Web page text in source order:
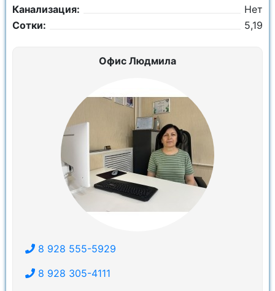
Канализация:
Нет
Сотки:
5,19
Офис Людмила
8 928 555-5929
8 928 305-4111